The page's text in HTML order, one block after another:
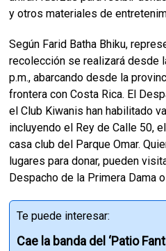
y otros materiales de
Según Farid Batha Bhiku,
recolección se realizará desde
p.m., abarcando desde la
frontera con Costa Rica. El
el Club Kiwanis han habilitado
incluyendo el Rey de Calle 50,
casa club del Parque Omar.
lugares para donar, pueden
Despacho de la Primera Dama
Te puede interesar:
Cae la banda del ‘Patio